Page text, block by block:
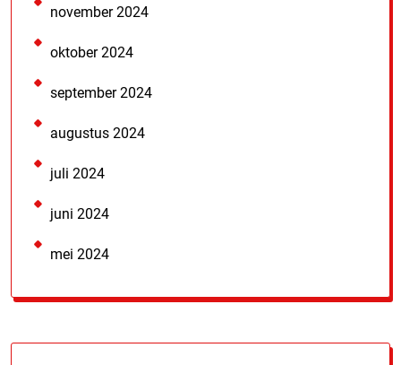
november 2024
oktober 2024
september 2024
augustus 2024
juli 2024
juni 2024
mei 2024